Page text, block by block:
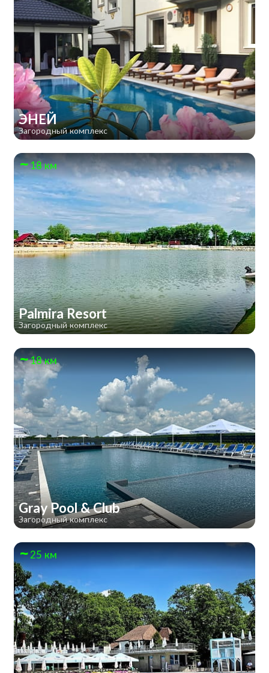
ЭНЕЙ
Загородный комплекс
18 км
Palmira Resort
Загородный комплекс
18 км
Gray Pool & Club
Загородный комплекс
25 км